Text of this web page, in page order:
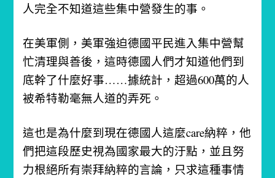
人完全不知道這些集中營發生的事。
在美軍側，美軍強迫德國平民進入集中營幫
忙清理與善後，這時德國人們才知道他們到
底幹了什麼好事……據統計，超過600萬的人
被希特勒毫無人道的弄死。
這也是為什麼到現在德國人這麼care納粹，他
們把這段歷史視為國家最大的汙點，並且努
力根絕所有崇拜納粹的言論，只求這種事情